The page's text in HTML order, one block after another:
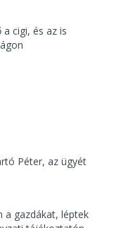
cigi, és az is
Péter, az ügyét
a gazdákat, léptek